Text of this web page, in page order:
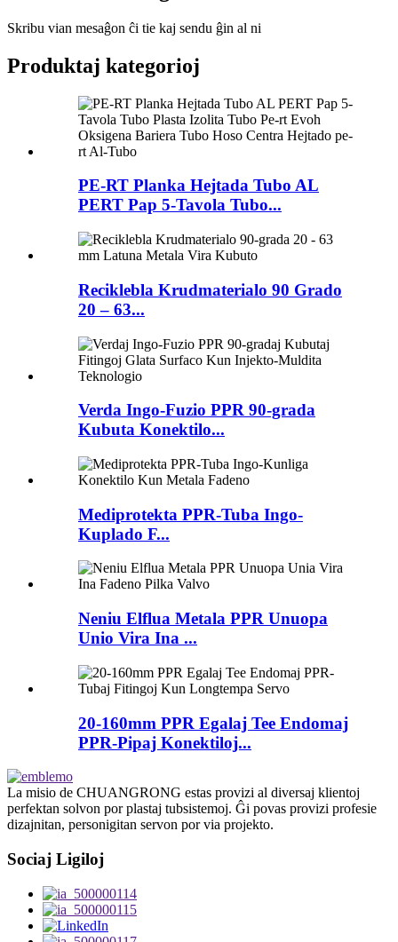
Skribu vian mesaĝon ĉi tie kaj sendu ĝin al ni
Produktaj kategorioj
PE-RT Planka Hejtada Tubo AL
PERT Pap 5-Tavola Tubo...
Reciklebla Krudmaterialo 90 Grado
20 – 63...
Verda Ingo-Fuzio PPR 90-grada
Kubuta Konektilo...
Mediprotekta PPR-Tuba Ingo-
Kuplado F...
Neniu Elflua Metala PPR Unuopa
Unio Vira Ina ...
20-160mm PPR Egalaj Tee Endomaj
PPR-Pipaj Konektiloj...
La misio de CHUANGRONG estas provizi al diversaj klientoj
perfektan solvon por plastaj tubsistemoj. Ĝi povas provizi profesie
dizajnitan, personigitan servon por via projekto.
Sociaj Ligiloj